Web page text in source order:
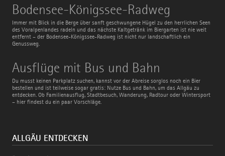
Bodensee-Königssee-Radweg
Immer mit Blick in die Berge über sanft geschwungene Hügel zu den herrlichen Seen
des Voralpenlandes radeln und das nächste Kaltgetränk im Biergarten ist nie weit
entfernt – der Bodensee-Königssee-Radweg ist nicht nur landschaftlich ein
Genussweg.
Bodensee-
Königssee-
Radweg
Ausflüge mit Bus und Bahn
Du musst keinen Parkplatz suchen, kannst vor der Abreise sorglos noch ein Bier
bestellen und ist teilweise sogar gratis: Nutze Bus und Bahn, um das Allgäu zu
entdecken. Ob Familienausflug, Stadtbesuch, Wanderung, Radtour oder Wintersport
– hier findest du ein paar Vorschläge.
Ausflüge
mit
Bus
und
Bahn
ALLGÄU ENTDECKEN